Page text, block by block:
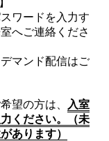
ワードを入力す
へご連絡くださ
マンド配信はご
望の方は、
入室
ください。（未
あります）